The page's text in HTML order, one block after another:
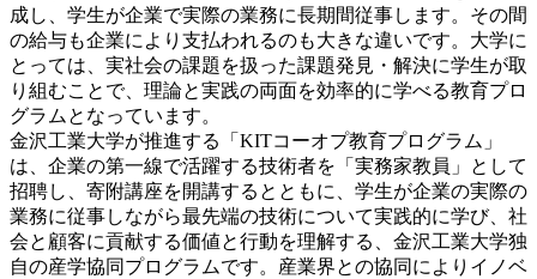
成し、学生が企業で実際の業務に長期間従事します。その間
の給与も企業により支払われるのも大きな違いです。大学に
とっては、実社会の課題を扱った課題発見・解決に学生が取
り組むことで、理論と実践の両面を効率的に学べる教育プロ
グラムとなっています。
金沢工業大学が推進する「KITコーオプ教育プログラム」
は、企業の第一線で活躍する技術者を「実務家教員」として
招聘し、寄附講座を開講するとともに、学生が企業の実際の
業務に従事しながら最先端の技術について実践的に学び、社
会と顧客に貢献する価値と行動を理解する、金沢工業大学独
自の産学協同プログラムです。産業界との協同によりイノベ